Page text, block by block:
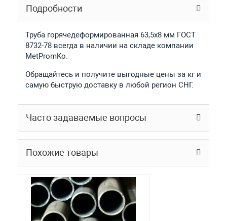
Подробности
Труба горячедеформированная 63,5х8 мм ГОСТ
8732-78 всегда в наличии на складе компании
MetPromKo.
Обращайтесь и получите выгодные цены за кг и
самую быструю доставку в любой регион СНГ.
Часто задаваемые вопросы
Похожие товары